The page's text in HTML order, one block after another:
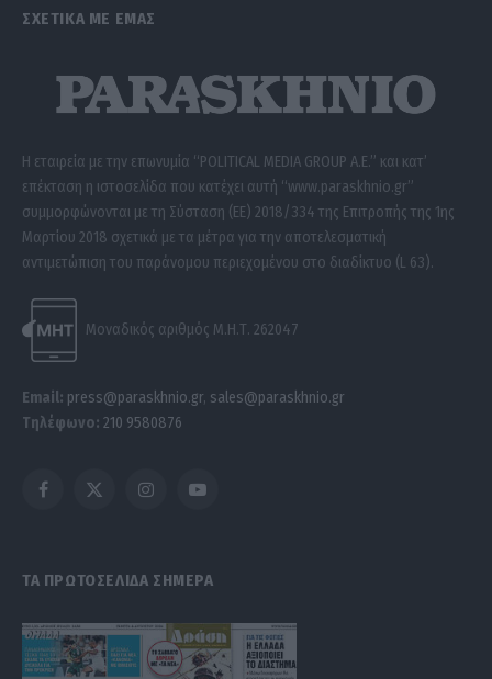
ΣΧΕΤΙΚΑ ΜΕ ΕΜΑΣ
Η εταιρεία με την επωνυμία “POLITICAL MEDIA GROUP A.E.” και κατ’
επέκταση η ιστοσελίδα που κατέχει αυτή “www.paraskhnio.gr”
συμμορφώνονται με τη Σύσταση (ΕΕ) 2018/334 της Επιτροπής της 1ης
Μαρτίου 2018 σχετικά με τα μέτρα για την αποτελεσματική
αντιμετώπιση του παράνομου περιεχομένου στο διαδίκτυο (L 63).
Μοναδικός αριθμός Μ.Η.Τ. 262047
Email: press@paraskhnio.gr, sales@paraskhnio.gr
Τηλέφωνο: 210 9580876
Facebook
X
InstagramYouTube
ΤΑ ΠΡΩΤΟΣΕΛΙΔΑ ΣΗΜΕΡΑ